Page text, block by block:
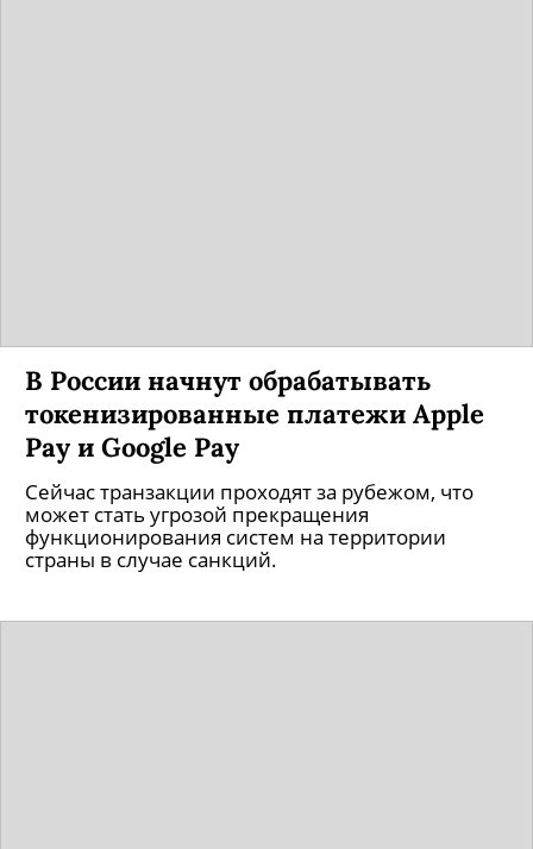
В России начнут обрабатывать
токенизированные платежи Apple
Pay и Google Pay
Сейчас транзакции проходят за рубежом, что
может стать угрозой прекращения
функционирования систем на территории
страны в случае санкций.